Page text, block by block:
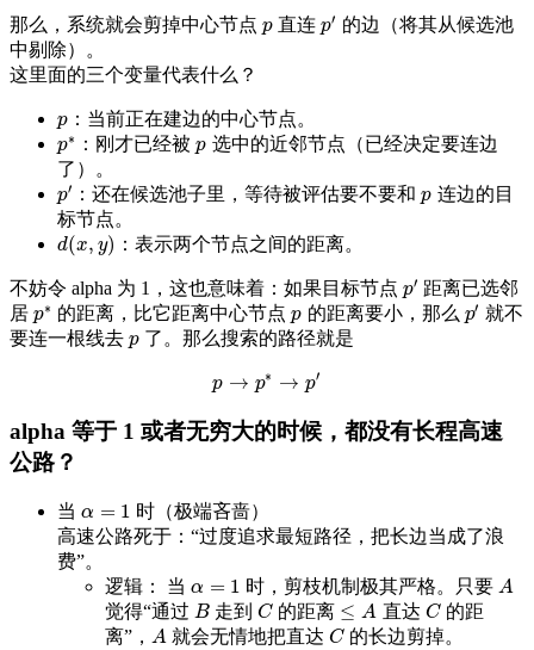
那么，系统就会剪掉中心节点 p
p 直连p′
p′ 的边（将其从候选池
中剔除）。
这里面的三个变量代表什么？
p
p ：当前正在建边的中心节点。
p∗
p∗ ：刚才已经被p
p 选中的近邻节点（已经决定要连边
了）。
p′
p′ ：还在候选池子里，等待被评估要不要和p
p 连边的目
标节点。
d(x, y)
d(x,y ) ：表示两个节点之间的距离。
不妨令 alpha 为 1，这也意味着：如果目标节点 p′
p′ 距离已选邻
居 p∗
p∗ 的距离，比它距离中心节点p
p 的距离要小，那么 p′
p′ 就不
要连一根线去 p
p 了。那么搜索的路径就是
p → p∗ → p′
p→ p∗ →p′
alpha 等于 1 或者无穷大的时候，都没有长程高速
公路？
当 α = 1
α= 1
时（极端吝啬）
高速公路死于：“过度追求最短路径，把长边当成了浪
费”。
逻辑： 当 α = 1
α= 1 时，剪枝机制极其严格。只要 A
A
觉得“通过 B
B 走到C
C 的距离 ≤ A
≤A 直达 C
C的距
离”， A
A 就会无情地把直达C
C 的长边剪掉。